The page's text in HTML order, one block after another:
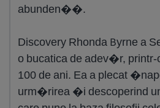
abunden��.
Discovery Rhonda Byrne a
o bucatica de adev�r, printr-
100 de ani. Ea a plecat
urm�rirea �i descoperind